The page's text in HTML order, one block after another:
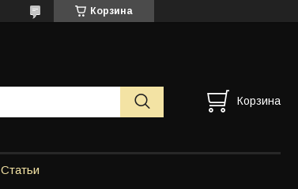
Корзина
Корзина
Статьи